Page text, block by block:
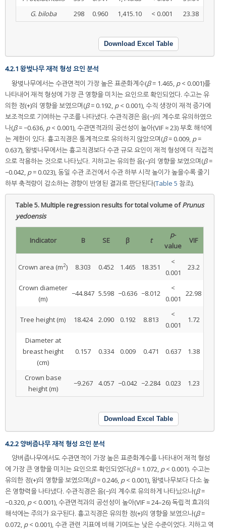
G. biloba
298 0.960 1,415.10 < 0.001 23.38
Download Excel Table
4.2.1 왕벚나무 재적 형성 요인 분석
왕벚나무에서는 수관면적이 가장 높은 표준화계수(β= 1.465, p< 0.001)를
나타내어 재적 형성에 가장 큰 영향을 미치는 요인으로 확인되었다. 수고는 유
의한 정(+)의 영향을 보였으며(β= 0.192, p< 0.001), 수직 생장이 재적 증가에
보조적으로 기여하는 구조를 나타냈다. 수관직경은 음(−)의 계수로 유의하였으
나(β= −0.636, p< 0.001), 수관면적과의 공선성이 높아(VIF ≈ 23) 부호 해석에
는 제한이 있다. 흉고직경은 통계적으로 유의하지 않았으며(β= 0.009, p=
0.637), 왕벚나무에서는 흉고직경보다 수관 규모 요인이 재적 형성에 더 직접적
으로 작용하는 것으로 나타났다. 지하고는 유의한 음(−)의 영향을 보였으며(β=
−0.042, p= 0.023), 동일 수관 조건에서 수관 하부 시작 높이가 높을수록 줄기
하부 축적량이 감소하는 경향이 반영된 결과로 판단된다(Table 5 참조).
Table 5.Multiple regression results for total volume ofPrunus
yedoensis
Indicator B SE β t
p-
value
VIF
Crown area (m2) 8.303 0.452 1.465 18.351
<
0.001
23.2
Crown diameter
(m)
−44.847 5.598 −0.636 −8.012
<
0.001
22.98
Tree height (m) 18.424 2.090 0.192 8.813
<
0.001
1.72
Diameter at
breast height
(cm)
0.157 0.334 0.009 0.471 0.637 1.38
Crown base
height (m)
−9.267 4.057 −0.042 −2.284 0.023 1.23
Download Excel Table
4.2.2 양버즘나무 재적 형성 요인 분석
양버즘나무에서도 수관면적이 가장 높은 표준화계수를 나타내어 재적 형성
에 가장 큰 영향을 미치는 요인으로 확인되었다(β= 1.072, p< 0.001). 수고는
유의한 정(+)의 영향을 보였으며(β= 0.246, p< 0.001), 왕벚나무보다 다소 높
은 영향력을 나타냈다. 수관직경은 음(−)의 계수로 유의하게 나타났으나(β=
−0.320, p< 0.001), 수관면적과의 공선성이 높아(VIF ≈ 24–26) 독립적 효과의
해석에는 주의가 요구된다. 흉고직경은 유의한 정(+)의 영향을 보였으나(β=
0.072, p< 0.001), 수관 관련 지표에 비해 기여도는 낮은 수준이었다. 지하고 역